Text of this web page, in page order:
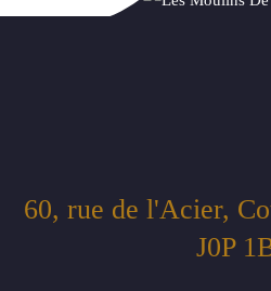
60, rue de l'Acier,
J0P